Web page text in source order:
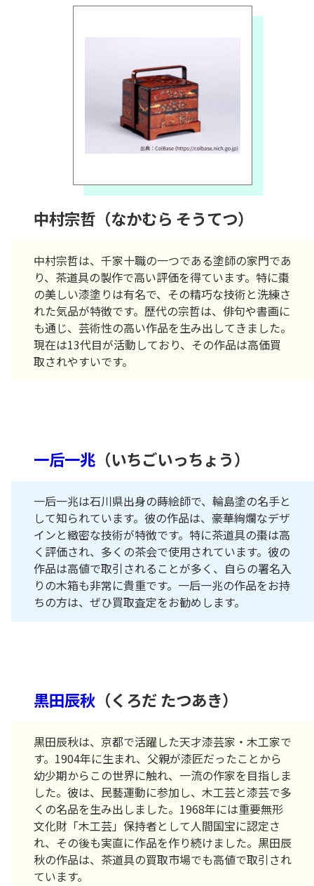
中村宗哲（なかむら そうてつ）
中村宗哲は、千家十職の一つである塗師の家門であ
り、茶道具の製作で高い評価を得ています。特に棗
の美しい漆塗りは有名で、その精巧な技術と洗練さ
れた気品が特徴です。歴代の宗哲は、俳句や書画に
も通じ、芸術性の高い作品を生み出してきました。
現在は13代目が活動しており、その作品は高価買
取されやすいです。
一后一兆 （いちごいっちょう）
一后一兆は石川県出身の蒔絵師で、輪島塗の名手と
して知られています。彼の作品は、豪華絢爛なデザ
インと緻密な技術が特徴です。特に茶道具の棗は高
く評価され、多くの茶会で使用されています。彼の
作品は高値で取引されることが多く、自らの署名入
りの木箱も非常に貴重です。一后一兆の作品をお持
ちの方は、ぜひ買取査定をお勧めします。
黒田辰秋 （くろだ たつあき）
黒田辰秋は、京都で活躍した天才漆芸家・木工家で
す。1904年に生まれ、父親が漆匠だったことから
幼少期からこの世界に触れ、一流の作家を目指しま
した。彼は、民藝運動に参加し、木工芸と漆芸で多
くの名品を生み出しました。1968年には重要無形
文化財「木工芸」保持者として人間国宝に認定さ
れ、その後も実直に作品を作り続けました。黒田辰
秋の作品は、茶道具の買取市場でも高値で取引され
ています。